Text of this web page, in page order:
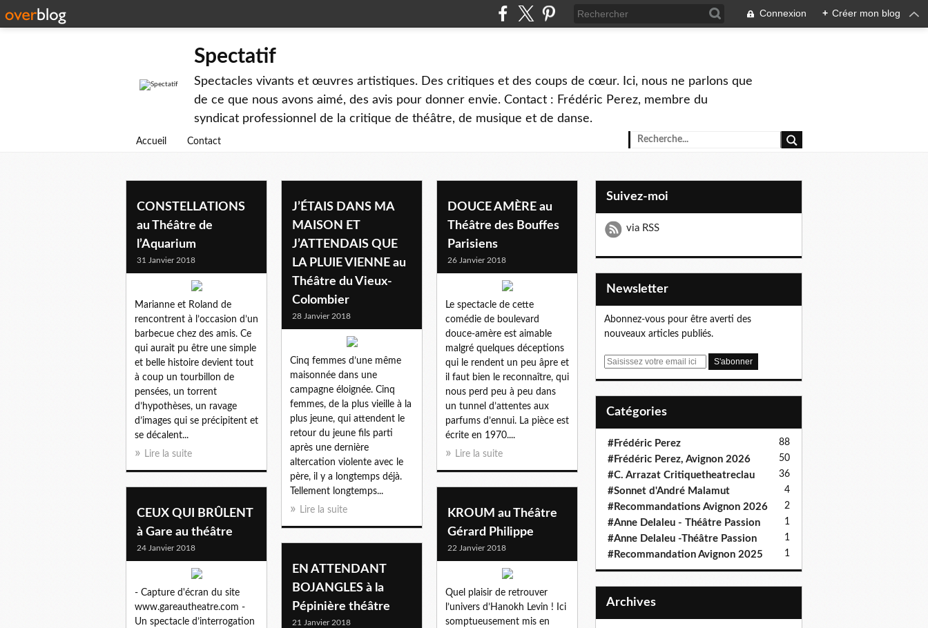
Connexion + Créer mon blog
Spectatif
Spectacles vivants et œuvres artistiques. Des critiques et des coups de cœur. Ici, nous ne parlons que
de ce que nous avons aimé, des avis pour donner envie. Contact : Frédéric Perez, membre du
syndicat professionnel de la critique de théâtre, de musique et de danse.
Accueil Contact
CONSTELLATIONS
au Théâtre de
l’Aquarium
31 Janvier 2018
Marianne et Roland de
rencontrent à l’occasion d’un
barbecue chez des amis. Ce
qui aurait pu être une simple
et belle histoire devient tout
à coup un tourbillon de
pensées, un torrent
d’hypothèses, un ravage
d’images qui se précipitent et
se décalent...
Lire la suite
J’ÉTAIS DANS MA
MAISON ET
J’ATTENDAIS QUE
LA PLUIE VIENNE au
Théâtre du Vieux-
Colombier
28 Janvier 2018
Cinq femmes d’une même
maisonnée dans une
campagne éloignée. Cinq
femmes, de la plus vieille à la
plus jeune, qui attendent le
retour du jeune fils parti
après une dernière
altercation violente avec le
père, il y a longtemps déjà.
Tellement longtemps...
Lire la suite
DOUCE AMÈRE au
Théâtre des Bouffes
Parisiens
26 Janvier 2018
Le spectacle de cette
comédie de boulevard
douce-amère est aimable
malgré quelques déceptions
qui le rendent un peu âpre et
il faut bien le reconnaître, qui
nous perd peu à peu dans
un tunnel d’attentes aux
parfums d’ennui. La pièce est
écrite en 1970....
Lire la suite
CEUX QUI BRÛLENT
à Gare au théâtre
24 Janvier 2018
- Capture d'écran du site
www.gareautheatre.com -
Un spectacle d’interrogation
KROUM au Théâtre
Gérard Philippe
22 Janvier 2018
Quel plaisir de retrouver
l’univers d’Hanokh Levin ! Ici
somptueusement mis en
EN ATTENDANT
BOJANGLES à la
Pépinière théâtre
21 Janvier 2018
Suivez-moi
via RSS
Newsletter
Abonnez-vous pour être averti des
nouveaux articles publiés.
E
Catégories
#Frédéric Perez 88
#Frédéric Perez, Avignon 2026 50
#C. Arrazat Critiquetheatreclau 36
#Sonnet d'André Malamut 4
#Recommandations Avignon 2026 2
#Anne Delaleu - Théâtre Passion 1
#Anne Delaleu -Théâtre Passion 1
#Recommandation Avignon 2025 1
Archives